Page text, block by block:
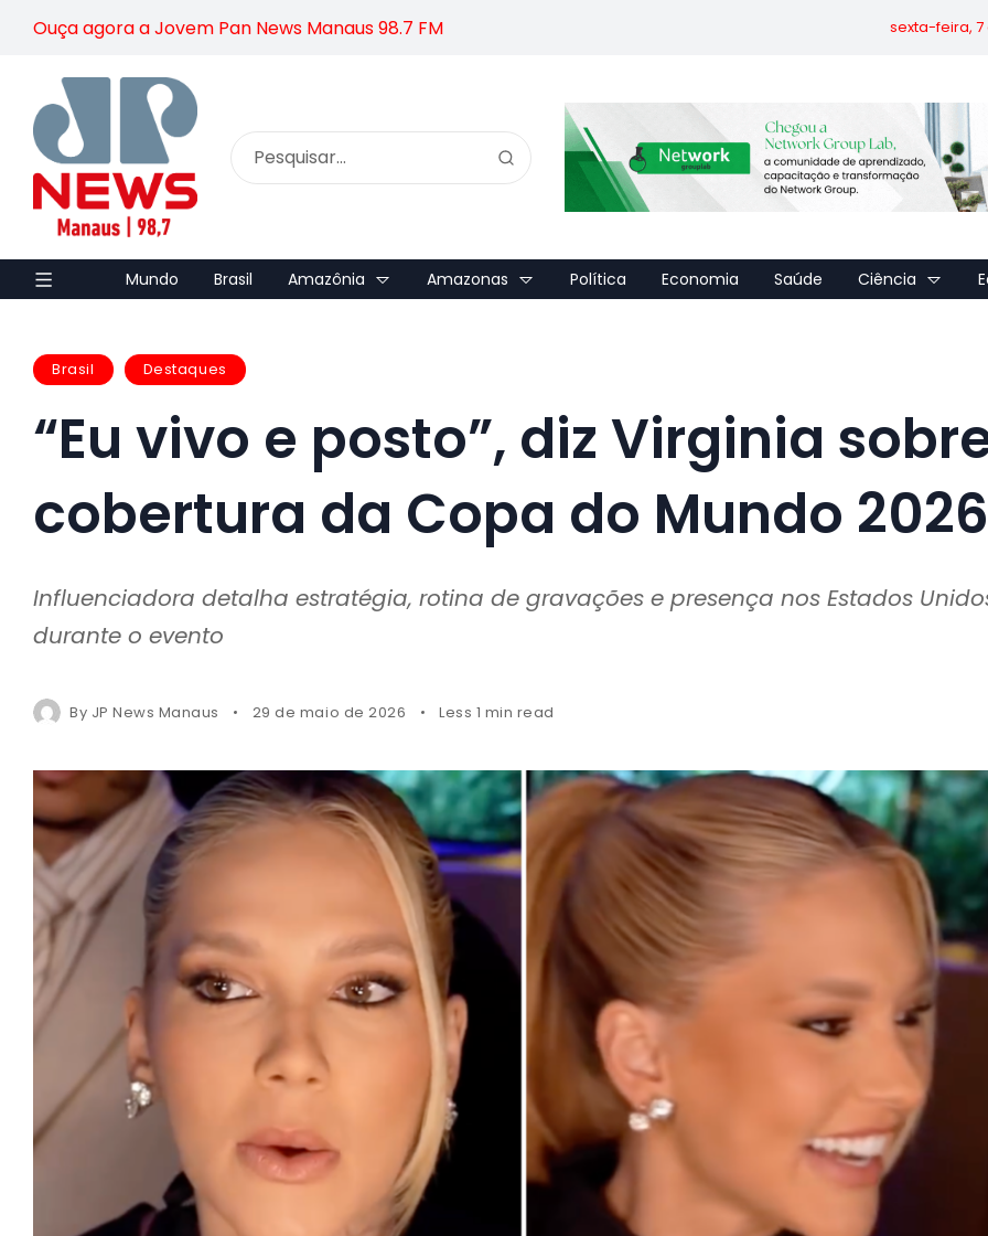
Ouça agora a Jovem Pan News Manaus 98.7 FM sexta-feira, 7
Mundo Brasil Amazônia Amazonas Política Economia Saúde Ciência
Brasil Destaques
“Eu vivo e posto”, diz Virginia
cobertura da Copa do Mundo 2026
Influenciadora detalha estratégia, rotina de gravações e presença nos Estados
durante o evento
By JP News Manaus 29 de maio de 2026 Less 1 min read